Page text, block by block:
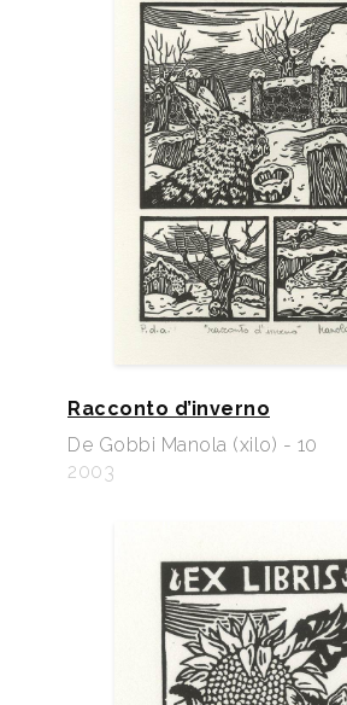
Racconto d’inverno
De Gobbi Manola (xilo) - 10
2003